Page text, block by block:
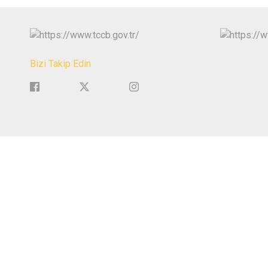
Bizi Takip Edin